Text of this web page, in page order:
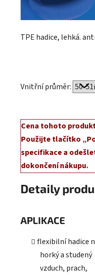
TPE hadice, lehká.
Vnitřní průměr:
Cena tohoto
Použijte tlačítko
specifikace a
dokončení nákupu.
Detaily
APLIKACE
flexibilní hadice
horký a studený
vzduch, prach,